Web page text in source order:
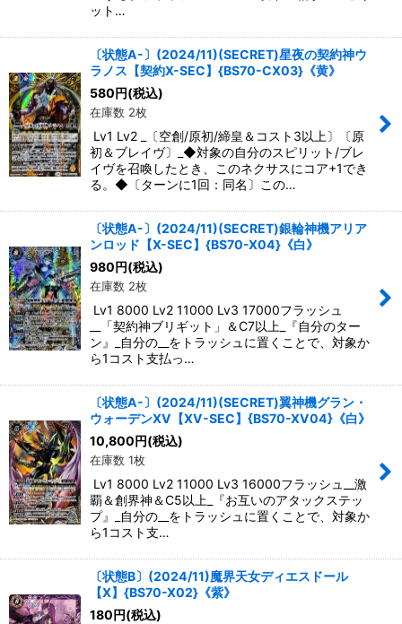
ット…
〔状態A-〕(2024/11)(SECRET)星夜の契約神ウ
ラノス【契約X-SEC】{BS70-CX03}《黄》
580 円(税込)
在庫数 2枚
Lv1 Lv2 _〔空創/原初/締皇＆コスト3以上〕〔原
初＆ブレイヴ〕_◆対象の自分のスピリット/ブレ
イヴを召喚したとき、このネクサスにコア+1でき
る。◆〔ターンに1回：同名〕この…
〔状態A-〕(2024/11)(SECRET)銀輪神機アリア
ンロッド【X-SEC】{BS70-X04}《白》
980 円(税込)
在庫数 2枚
Lv1 8000 Lv2 11000 Lv3 17000フラッシュ
__「契約神ブリギット」＆C7以上_『自分のター
ン』_自分の__をトラッシュに置くことで、対象か
ら1コスト支払っ…
〔状態A-〕(2024/11)(SECRET)翼神機グラン・
ウォーデンXV【XV-SEC】{BS70-XV04}《白》
10,800 円(税込)
在庫数 1枚
Lv1 8000 Lv2 11000 Lv3 16000フラッシュ__激
覇＆創界神＆C5以上_『お互いのアタックステッ
プ』_自分の__をトラッシュに置くことで、対象か
ら1コスト支…
〔状態B〕(2024/11)魔界天女ディエスドール
【X】{BS70-X02}《紫》
180 円(税込)